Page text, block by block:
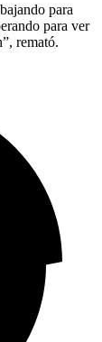
para
para ver
remató.